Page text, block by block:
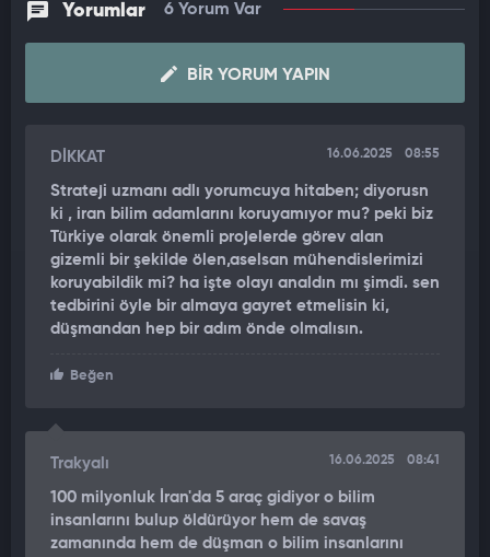
Yorumlar 6 Yorum Var
BIR YORUM YAPIN
DİKKAT 16.06.2025 08:55
Strateji uzmanı adlı yorumcuya hitaben; diyorusn
ki , iran bilim adamlarını koruyamıyor mu? peki biz
Türkiye olarak önemli projelerde görev alan
gizemli bir şekilde ölen,aselsan mühendislerimizi
koruyabildik mi? ha işte olayı analdın mı şimdi. sen
tedbirini öyle bir almaya gayret etmelisin ki,
düşmandan hep bir adım önde olmalısın.
Beğen
Trakyalı 16.06.2025 08:41
100 milyonluk İran'da 5 araç gidiyor o bilim
insanlarını bulup öldürüyor hem de savaş
zamanında hem de düşman o bilim insanlarını